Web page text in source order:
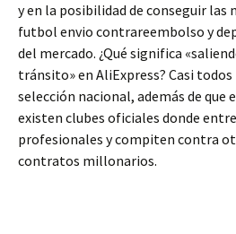
y en la posibilidad de conseguir las
futbol envio contrareembolso y
del mercado. ¿Qué significa
tránsito» en AliExpress? Casi
selección nacional, además de que
existen clubes oficiales donde
profesionales y compiten contra
contratos millonarios.